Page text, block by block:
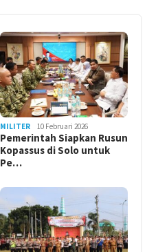
MILITER 10 Februari 2026
Pemerintah Siapkan Rusun
Kopassus di Solo untuk
Pe…